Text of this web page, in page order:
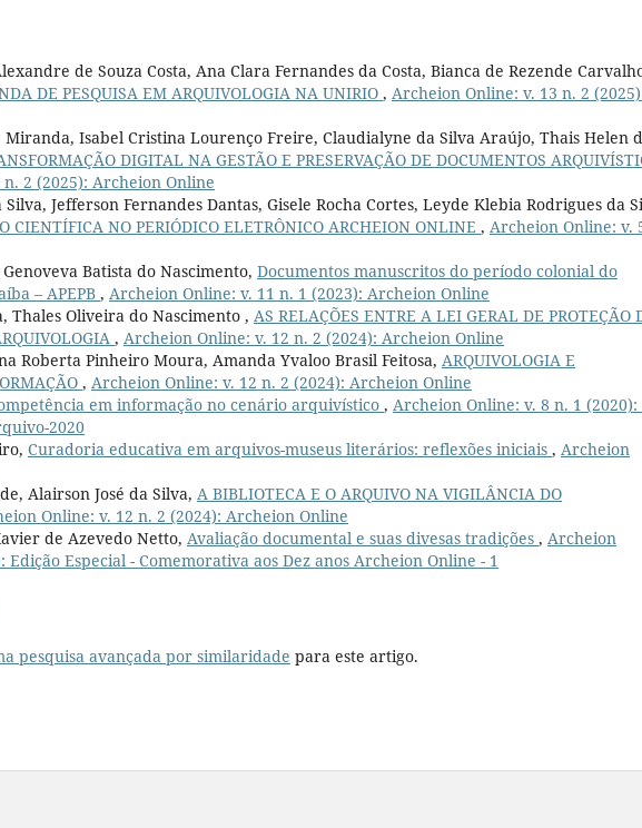
de Souza Costa, Ana Clara Fernandes da Costa, Bianca de Rezende
DE PESQUISA EM ARQUIVOLOGIA NA UNIRIO , Archeion Online: v. 13 n. 2
Isabel Cristina Lourenço Freire, Claudialyne da Silva Araújo, Thais Helen
DIGITAL NA GESTÃO E PRESERVAÇÃO DE DOCUMENTOS
2 (2025): Archeion Online
Jefferson Fernandes Dantas, Gisele Rocha Cortes, Leyde Klebia Rodrigues da
CIENTÍFICA NO PERIÓDICO ELETRÔNICO ARCHEION ONLINE , Archeion Online: v.
Batista do Nascimento, Documentos manuscritos do período colonial do
– APEPB , Archeion Online: v. 11 n. 1 (2023): Archeion Online
Thales Oliveira do Nascimento , AS RELAÇÕES ENTRE A LEI GERAL DE PROTEÇÃO
, Archeion Online: v. 12 n. 2 (2024): Archeion Online
Roberta Pinheiro Moura, Amanda Yvaloo Brasil Feitosa, ARQUIVOLOGIA E
, Archeion Online: v. 12 n. 2 (2024): Archeion Online
em informação no cenário arquivístico , Archeion Online: v. 8 n. 1 (2020):
2020
Curadoria educativa em arquivos-museus literários: reflexões iniciais , Archeion
Alairson José da Silva, A BIBLIOTECA E O ARQUIVO NA VIGILÂNCIA DO
Online: v. 12 n. 2 (2024): Archeion Online
de Azevedo Netto, Avaliação documental e suas divesas tradições , Archeion
Edição Especial - Comemorativa aos Dez anos Archeion Online - 1
pesquisa avançada por similaridade para este artigo.